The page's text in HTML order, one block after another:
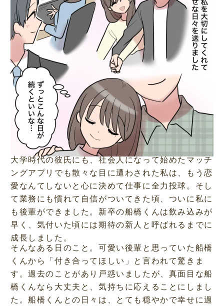
大学時代の彼氏にも、社会人になって始めたマッチ
ングアプリでも散々な目に遭わされた私は、もう恋
愛なんてしないと心に決めて仕事に全力投球。そし
て業務にも慣れて自信がついてきた頃、ついに私に
も後輩ができました。新卒の船橋くんは飲み込みが
早く、気付いた頃には期待の新人と呼ばれるまでに
成長しました。
そんなある日のこと。可愛い後輩と思っていた船橋
くんから「付き合ってほしい」と言われて驚きま
す。過去のことがあり戸惑いましたが、真面目な船
橋くんなら大丈夫と、気持ちに応えることにしまし
た。船橋くんとの日々は、とても穏やかで幸せに過